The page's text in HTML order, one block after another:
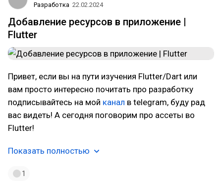
Разработка 22.02.2024
Добавление ресурсов в приложение |
Flutter
Привет, если вы на пути изучения Flutter/Dart или
вам просто интересно почитать про разработку
подписывайтесь на мой канал в telegram, буду рад
вас видеть! А сегодня поговорим про ассеты во
Flutter!
Показать полностью
1